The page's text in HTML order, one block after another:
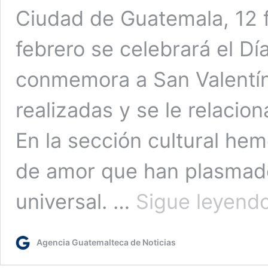
Ciudad de Guatemala,
febrero se celebrará el
conmemora a San
realizadas y se le
En la sección cultural
de amor que han
universal. … Sigue
Agencia Guatemalteca de Noticias